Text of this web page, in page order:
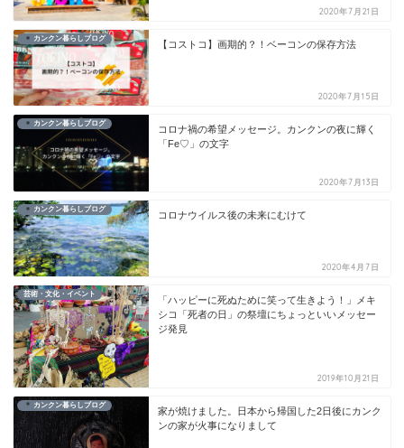
2020年7月21日
カンクン暮らしブログ
【コストコ】画期的？！ベーコンの保存方法
2020年7月15日
カンクン暮らしブログ
コロナ禍の希望メッセージ。カンクンの夜に輝く
「Fe♡」の文字
2020年7月13日
カンクン暮らしブログ
コロナウイルス後の未来にむけて
2020年4月7日
芸術・文化・イベント
「ハッピーに死ぬために笑って生きよう！」メキ
シコ「死者の日」の祭壇にちょっといいメッセー
ジ発見
2019年10月21日
カンクン暮らしブログ
家が焼けました。日本から帰国した2日後にカンク
ンの家が火事になりまして